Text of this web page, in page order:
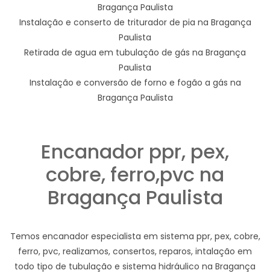
Bragança Paulista
Instalação e conserto de triturador de pia na Bragança
Paulista
Retirada de agua em tubulação de gás na Bragança
Paulista
Instalação e conversão de forno e fogão a gás na
Bragança Paulista
Encanador ppr, pex,
cobre, ferro,pvc na
Bragança Paulista
Temos encanador especialista em sistema ppr, pex, cobre,
ferro, pvc, realizamos, consertos, reparos, intalação em
todo tipo de tubulação e sistema hidráulico na Bragança